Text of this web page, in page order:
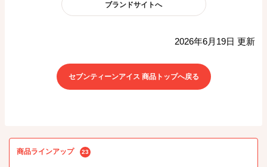
ブランドサイトへ
2026年6月19日 更新
セブンティーンアイス 商品トップへ戻る
商品ラインアップ 23